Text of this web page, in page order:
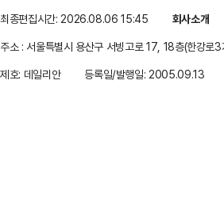
최종편집시간: 2026.08.06 15:45 회사소개
주소 : 서울특별시 용산구 서빙고로 17, 18층(한강로
제호: 데일리안
등록일/발행일: 2005.09.13